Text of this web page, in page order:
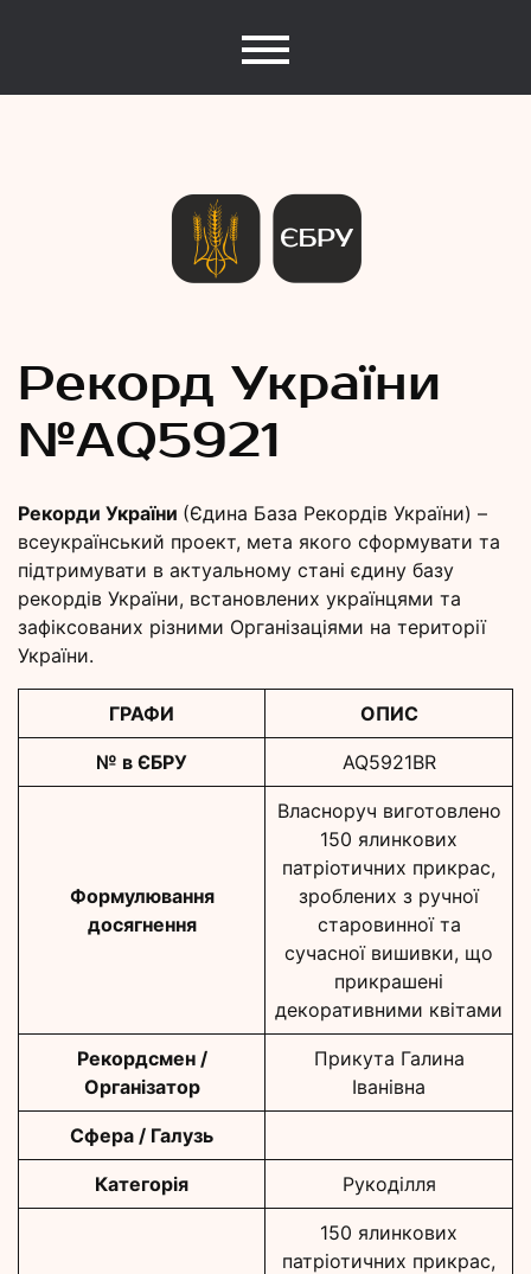
Рекорди
України
Рекорд України
№АQ5921
Рекорди України (Єдина База Рекордів України) –
всеукраїнський проект, мета якого сформувати та
підтримувати в актуальному стані єдину базу
рекордів України, встановлених українцями та
зафіксованих різними Організаціями на території
України.
ГРАФИ ОПИС
№ в ЄБРУ AQ5921BR
Формулювання
досягнення
Власноруч виготовлено
150 ялинкових
патріотичних прикрас,
зроблених з ручної
старовинної та
сучасної вишивки, що
прикрашені
декоративними квітами
Рекордсмен /
Організатор
Прикута Галина
Іванівна
Сфера / Галузь
Категорія Рукоділля
150 ялинкових
патріотичних прикрас,